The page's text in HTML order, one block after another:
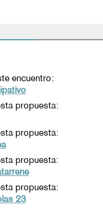
encuentro:
propuesta:
propuesta:
propuesta:
propuesta:
23